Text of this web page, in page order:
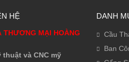
HỆ
THƯƠNG MẠI HOÀNG
thuật và CNC mỹ
DANH
Cầu
Ban